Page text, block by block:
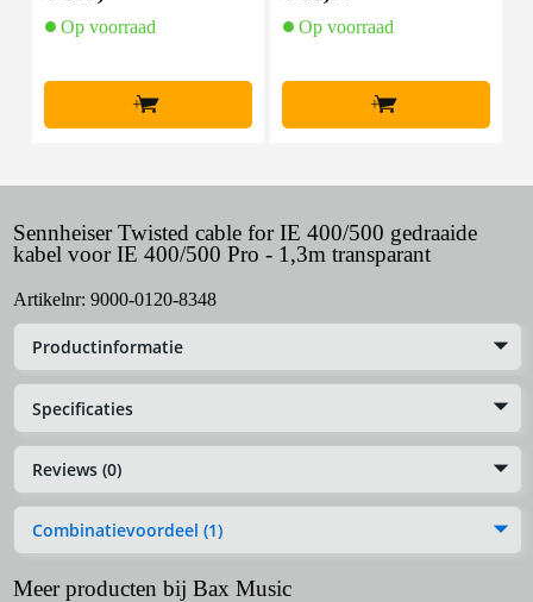
Op voorraad
+
Op voorraad
+
Sennheiser Twisted cable for IE 400/500 gedraaide
kabel voor IE 400/500 Pro - 1,3m transparant
Artikelnr: 9000-0120-8348
Productinformatie
Specificaties
Reviews (0)
Combinatievoordeel (1)
Meer producten bij Bax Music